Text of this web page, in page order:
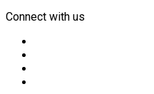
Connect with us